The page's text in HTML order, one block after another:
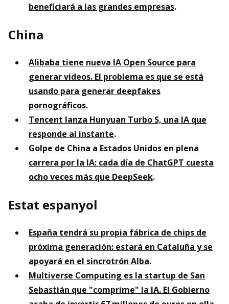
beneficiará a las grandes empresas.
China
Alibaba tiene nueva IA Open Source para
generar vídeos. El problema es que se está
usando para generar deepfakes
pornográficos.
Tencent lanza Hunyuan Turbo S, una IA que
responde al instante.
Golpe de China a Estados Unidos en plena
carrera por la IA: cada día de ChatGPT cuesta
ocho veces más que DeepSeek.
Estat espanyol
España tendrá su propia fábrica de chips de
próxima generación: estará en Cataluña y se
apoyará en el sincrotrón Alba.
Multiverse Computing es la startup de San
Sebastián que "comprime" la IA. El Gobierno